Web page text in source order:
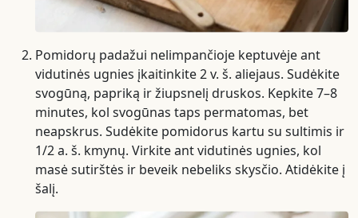
Pomidorų padažui nelimpančioje keptuvėje ant
vidutinės ugnies įkaitinkite 2 v. š. aliejaus. Sudėkite
svogūną, papriką ir žiupsnelį druskos. Kepkite 7–8
minutes, kol svogūnas taps permatomas, bet
neapskrus. Sudėkite pomidorus kartu su sultimis ir
1/2 a. š. kmynų. Virkite ant vidutinės ugnies, kol
masė sutirštės ir beveik nebeliks skysčio. Atidėkite į
šalį.